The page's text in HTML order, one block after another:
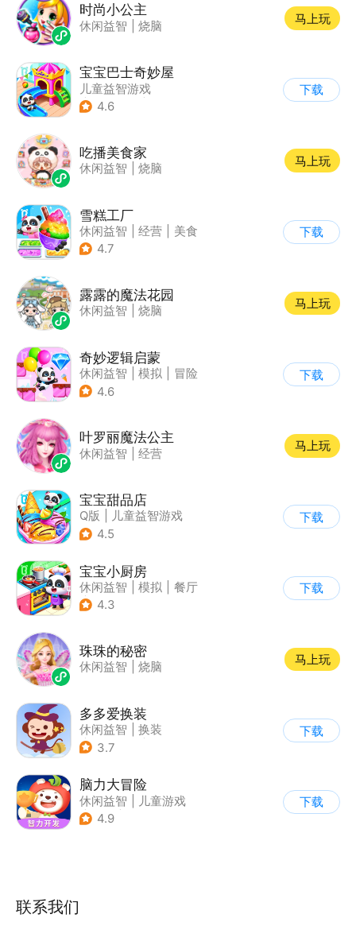
时尚小公主
休闲益智 烧脑
马上玩
宝宝巴士奇妙屋
儿童益智游戏
| 启蒙早教
4.6
下载
吃播美食家
休闲益智 烧脑
马上玩
雪糕工厂
休闲益智 经营
美食
| 宝宝巴士
4.7
下载
露露的魔法花园
休闲益智 烧脑
马上玩
奇妙逻辑启蒙
休闲益智 模拟
冒险
| 宝宝巴士
4.6
下载
叶罗丽魔法公主
休闲益智 经营
马上玩
宝宝甜品店
Q版
儿童益智游戏
4.5
下载
宝宝小厨房
休闲益智 模拟
餐厅
| 宝宝巴士
4.3
下载
珠珠的秘密
休闲益智 烧脑
马上玩
多多爱换装
休闲益智
换装
| 儿童游戏
3.7
下载
脑力大冒险
休闲益智
儿童游戏
| 卡通
4.9
下载
联系我们